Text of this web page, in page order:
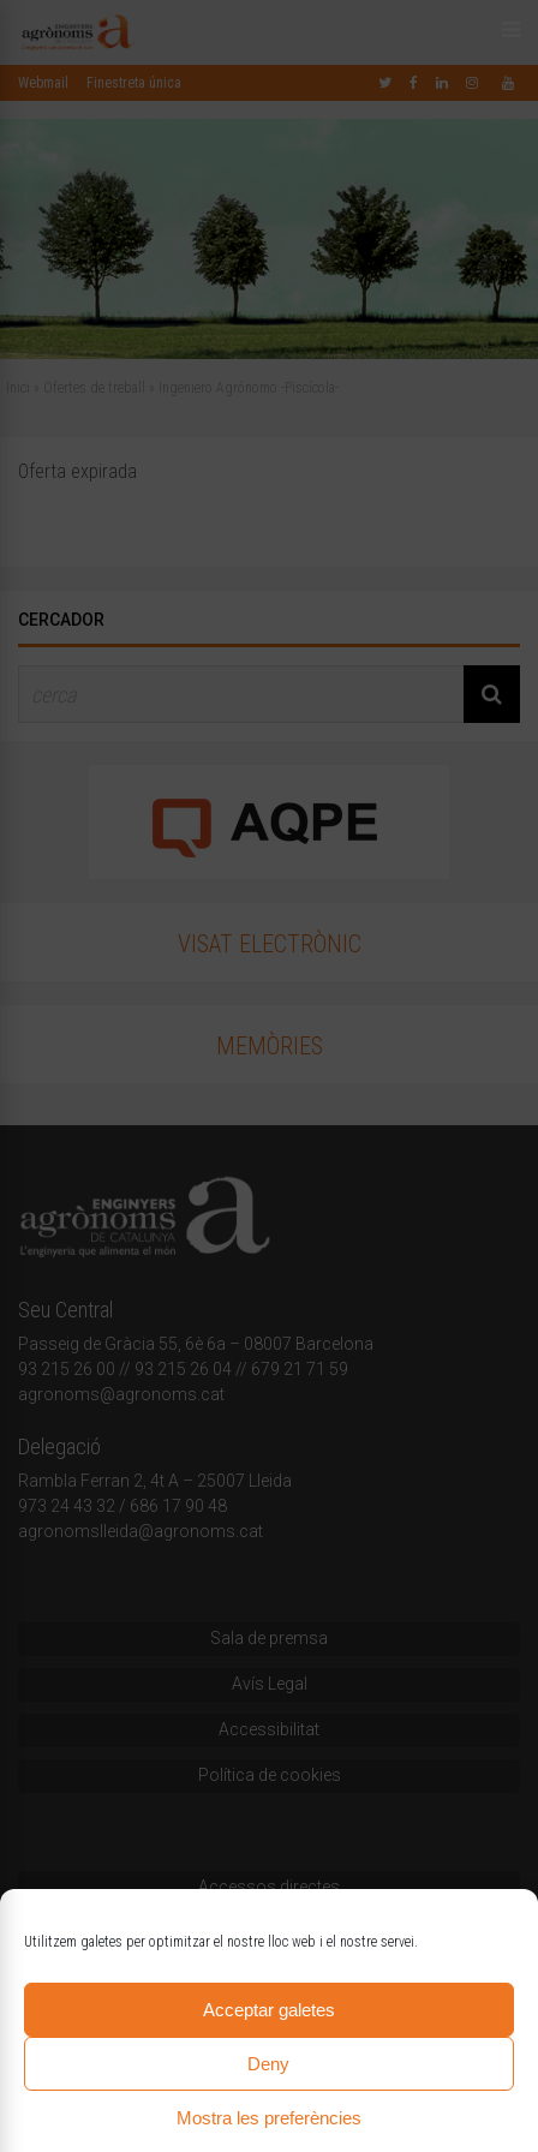
Utilitzem galetes per optimitzar el nostre lloc web i el nostre servei.
Acceptar galetes
Deny
Mostra les preferències
Webmail Finestreta única
Oferta expirada
CERCADOR
VISAT ELECTRÒNIC
MEMÒRIES
Seu Central
Passeig de Gràcia 55, 6è 6a – 08007 Barcelona
93 215 26 00 // 93 215 26 04 // 679 21 71 59
agronoms@agronoms.cat
Delegació
Rambla Ferran 2, 4t A – 25007 Lleida
973 24 43 32 / 686 17 90 48
agronomslleida@agronoms.cat
Sala de premsa
Avís Legal
Accessibilitat
Política de cookies
Accessos directes
Codi deontològic
Logotips oficials